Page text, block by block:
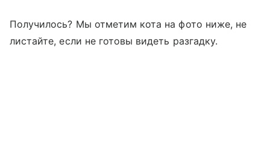
Получилось? Мы отметим кота на фото ниже, не
листайте, если не готовы видеть разгадку.